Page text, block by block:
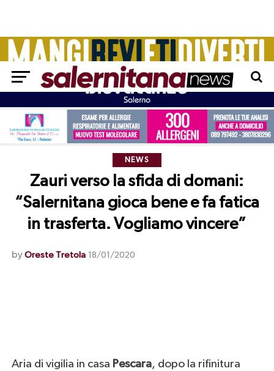
NEWS
Zauri verso la sfida di domani:
“Salernitana gioca bene e fa fatica
in trasferta. Vogliamo vincere”
by Oreste Tretola 18/01/2020
Aria di vigilia in casa Pescara, dopo la rifinitura